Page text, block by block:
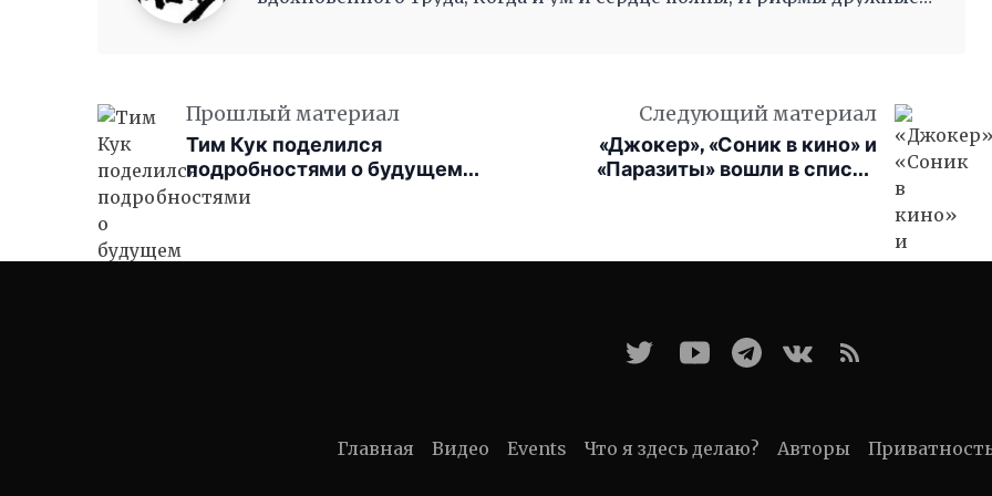
Прошлый материал
Тим Кук поделился
подробностями о будущем
Apple Watch
Следующий материал
«Джокер», «Соник в кино» и
«Паразиты» вошли в список
Главная Видео Events Что я здесь делаю? Авторы